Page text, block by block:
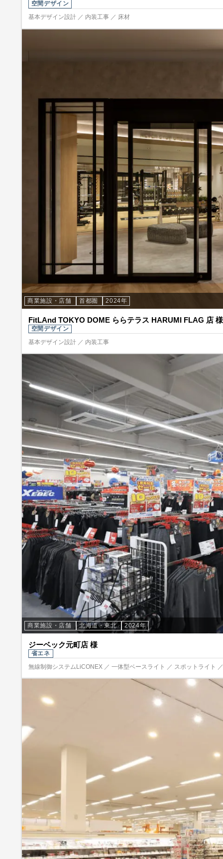
空間デザイン
基本デザイン設計 ／ 内装工事 ／ 床材
商業施設・店舗 首都圏 2024年
FitLAnd TOKYO DOME ららテラス HARUMI FLAG 店 様
空間デザイン
基本デザイン設計 ／ 内装工事
商業施設・店舗 北海道・東北 2024年
ジーベック元町店 様
省エネ
無線制御システムLiCONEX ／ 一体型ベースライト ／ スポットライト